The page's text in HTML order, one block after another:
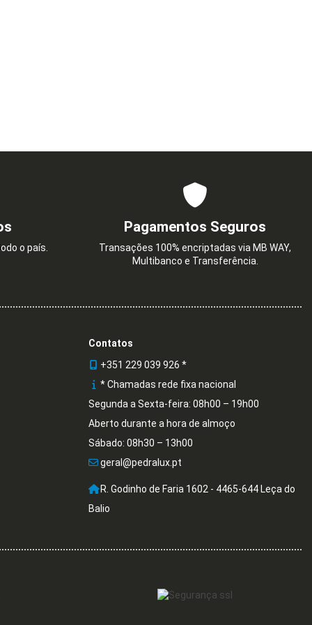
o país.
Pagamentos Seguros
Transações 100% encriptadas via MB WAY,
Multibanco e Transferência.
Contatos
+351 229 039 926 *
* Chamadas rede fixa nacional
Segunda a Sexta-feira: 08h00 – 19h00
Aberto durante a hora de almoço
Sábado: 08h30 – 13h00
geral@pedralux.pt
R. Godinho de Faria 1602 - 4465-644 Leça do
Balio